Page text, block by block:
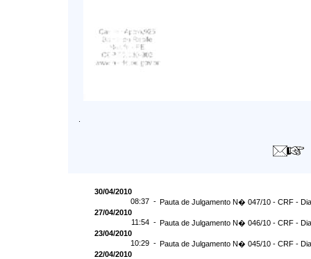
30/04/2010
08:37 - Pauta de Julgamento N� 047/10 - CRF -
27/04/2010
11:54 - Pauta de Julgamento N� 046/10 - CRF -
23/04/2010
10:29 - Pauta de Julgamento N� 045/10 - CRF -
22/04/2010